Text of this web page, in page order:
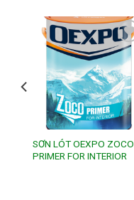
Add to
wishlist
SƠN LÓT OEXPO ZOCO
PRIMER FOR INTERIOR